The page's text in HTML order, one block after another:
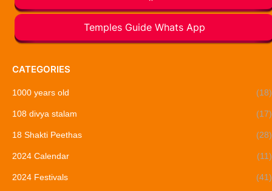
Temples Guide Whats App
CATEGORIES
1000 years old (18)
108 divya stalam (17)
18 Shakti Peethas (28)
2024 Calendar (11)
2024 Festivals (41)